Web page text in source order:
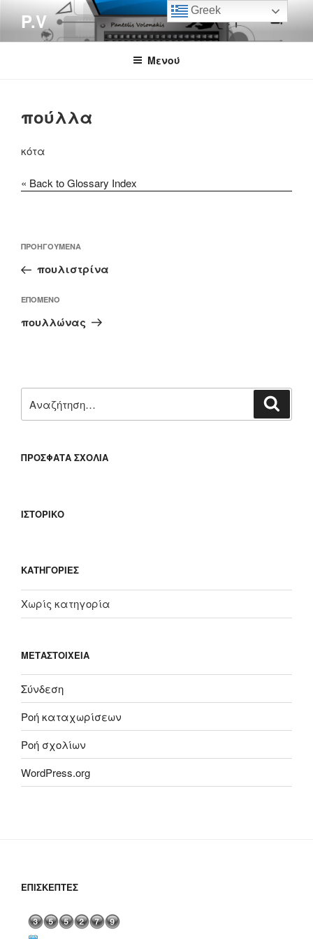
περιεχόμενο
P.V
Μενού
πούλλα
κότα
« Back to Glossary Index
άρθρων
Προηγούμενο
άρθρο
ΠΡΟΗΓΟΎΜΕΝΑ
πουλιστρίνα
Επόμενο
άρθρο
ΕΠΌΜΕΝΟ
πουλλώνας
για:
ΠΡΌΣΦΑΤΑ ΣΧΌΛΙΑ
ΙΣΤΟΡΙΚΌ
KΑΤΗΓΟΡΊΕΣ
Χωρίς κατηγορία
ΜΕΤΑΣΤΟΙΧΕΊΑ
Σύνδεση
Ροή καταχωρίσεων
Ροή σχολίων
WordPress.org
ΕΠΙΣΚΈΠΤΕΣ
Greek